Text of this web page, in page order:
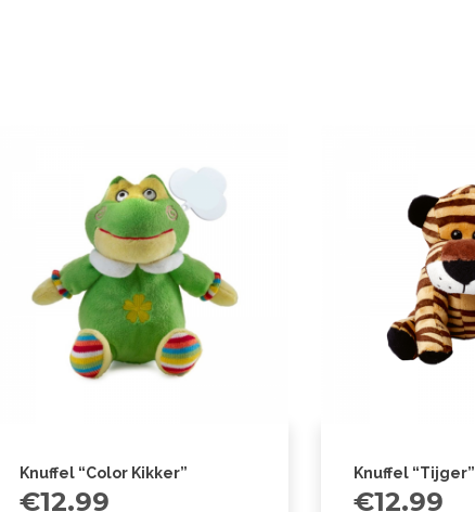
Knuffel “Color Kikker”
€12.99
Knuffel “Tijger”
€12.99